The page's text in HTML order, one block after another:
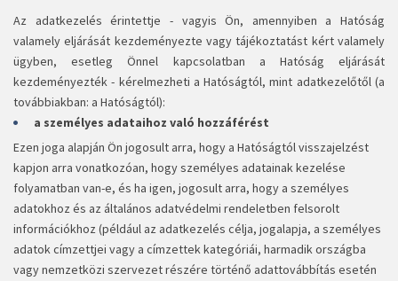
Az adatkezelés érintettje - vagyis Ön, amennyiben a Hatóság
valamely eljárását kezdeményezte vagy tájékoztatást kért valamely
ügyben, esetleg Önnel kapcsolatban a Hatóság eljárását
kezdeményezték - kérelmezheti a Hatóságtól, mint adatkezelőtől (a
továbbiakban: a Hatóságtól):
a személyes adataihoz való hozzáférést
Ezen joga alapján Ön jogosult arra, hogy a Hatóságtól visszajelzést
kapjon arra vonatkozóan, hogy személyes adatainak kezelése
folyamatban van-e, és ha igen, jogosult arra, hogy a személyes
adatokhoz és az általános adatvédelmi rendeletben felsorolt
információkhoz (például az adatkezelés célja, jogalapja, a személyes
adatok címzettjei vagy a címzettek kategóriái, harmadik országba
vagy nemzetközi szervezet részére történő adattovábbítás esetén